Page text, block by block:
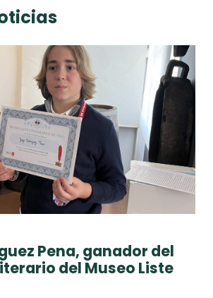
Pena, ganador del
del Museo Liste